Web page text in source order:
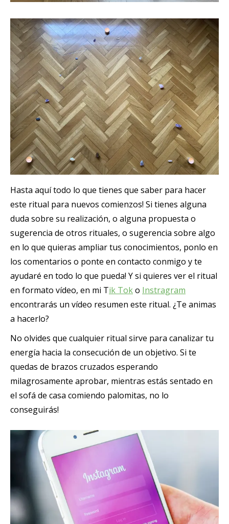
Hasta aquí todo lo que tienes que saber para hacer
este ritual para nuevos comienzos! Si tienes alguna
duda sobre su realización, o alguna propuesta o
sugerencia de otros rituales, o sugerencia sobre algo
en lo que quieras ampliar tus conocimientos, ponlo en
los comentarios o ponte en contacto conmigo y te
ayudaré en todo lo que pueda! Y si quieres ver el ritual
en formato vídeo, en mi Tik Toko Instragram
encontrarás un vídeo resumen este ritual. ¿Te animas
a hacerlo?
No olvides que cualquier ritual sirve para canalizar tu
energía hacia la consecución de un objetivo. Si te
quedas de brazos cruzados esperando
milagrosamente aprobar, mientras estás sentado en
el sofá de casa comiendo palomitas, no lo
conseguirás!